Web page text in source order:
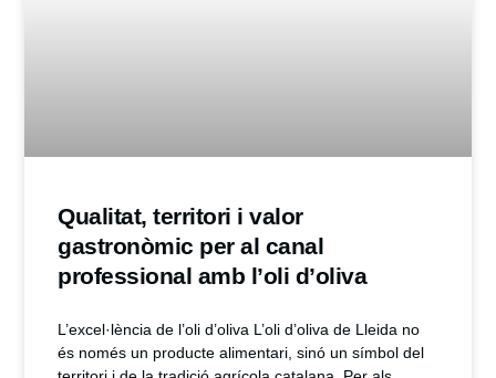
Qualitat, territori i valor
gastronòmic per al canal
professional amb l’oli d’oliva
L’excel·lència de l’oli d’oliva L’oli d’oliva de Lleida no
és només un producte alimentari, sinó un símbol del